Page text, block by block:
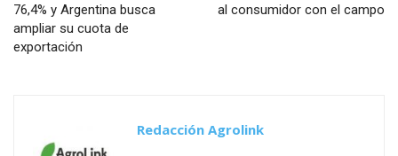
76,4% y Argentina busca
ampliar su cuota de
exportación
al consumidor con el campo
Redacción Agrolink